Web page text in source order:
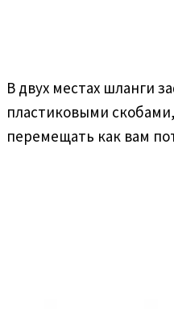
В двух местах шланги
пластиковыми
перемещать как вам